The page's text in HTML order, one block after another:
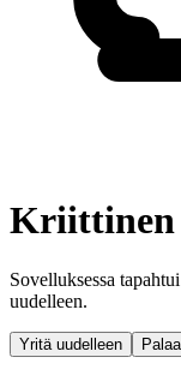
Kriittinen
Sovelluksessa
uudelleen.
Yritä uudelleen